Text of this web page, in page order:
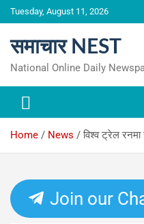
Skip
to
Tuesday, August 11, 2026
समाचार NEST
National Online Daily
Home News विश्व ट्रेल रनमा
Join our